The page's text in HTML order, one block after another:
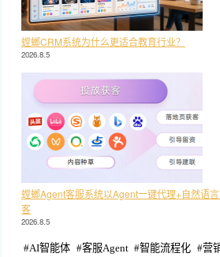
螳螂CRM系统为什么更适合教育行业？
2026.8.5
螳螂Agent客服系统以Agent一键代理+自然语
客
2026.8.5
#AI智能体 #客服Agent #智能流程化 #营